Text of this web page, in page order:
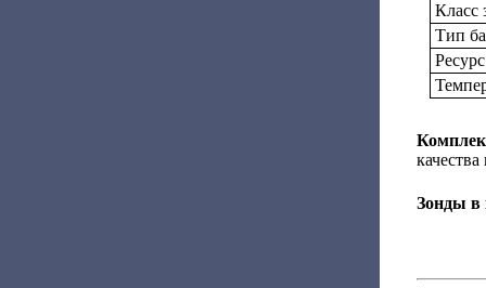
Класс
Тип
Зонды в